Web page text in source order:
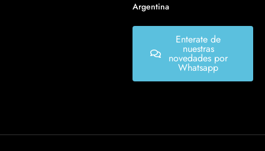
Argentina
Enterate de
nuestras
novedades por
Whatsapp